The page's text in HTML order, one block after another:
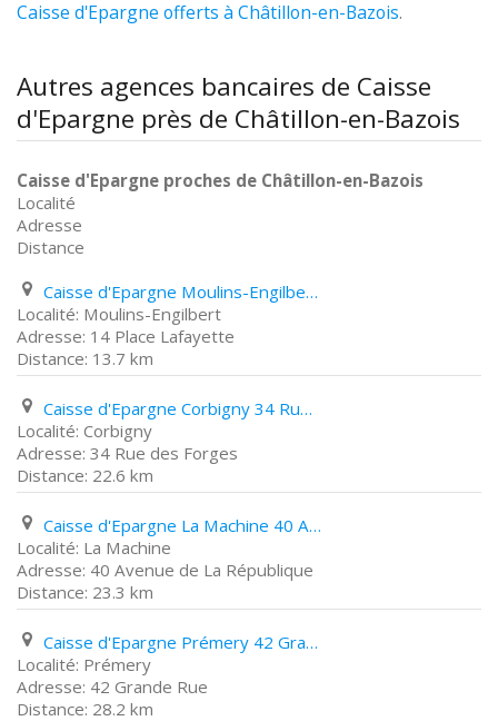
Caisse d'Epargne offerts à Châtillon-en-Bazois.
Autres agences bancaires de Caisse
d'Epargne près de Châtillon-en-Bazois
Caisse d'Epargne proches de Châtillon-en-Bazois
Localité
Adresse
Distance
Caisse d'Epargne Moulins-Engilbert 14 Place Lafayette
Moulins-Engilbert
14 Place Lafayette
13.7 km
Caisse d'Epargne Corbigny 34 Rue des Forges
Corbigny
34 Rue des Forges
22.6 km
Caisse d'Epargne La Machine 40 Avenue de La République
La Machine
40 Avenue de La République
23.3 km
Caisse d'Epargne Prémery 42 Grande Rue
Prémery
42 Grande Rue
28.2 km